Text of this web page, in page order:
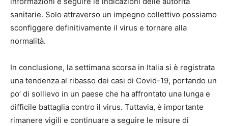
sanitarie. Solo attraverso un impegno collettivo possiamo
sconfiggere definitivamente il virus e tornare alla
normalità.
In conclusione, la settimana scorsa in Italia si è registrata
una tendenza al ribasso dei casi di Covid-19, portando un
po’ di sollievo in un paese che ha affrontato una lunga e
difficile battaglia contro il virus. Tuttavia, è importante
rimanere vigili e continuare a seguire le misure di